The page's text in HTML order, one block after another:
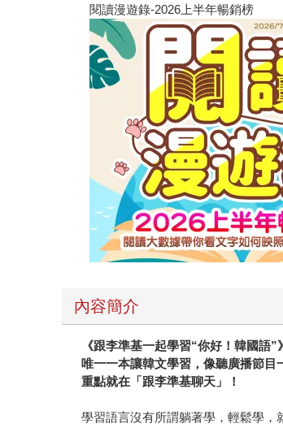
閱讀漫遊錄-2026上半年暢銷榜
內容簡介
《跟李準基一起學習“你好！韓國語”》
唯一一本讓韓文學習，像聽廣播節目
重點就在「跟李準基聊天」！
學習語言沒有所謂躺著學，輕鬆學，